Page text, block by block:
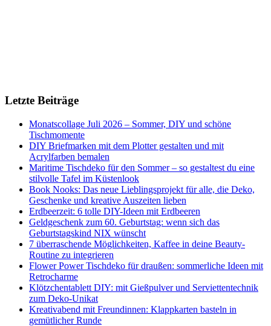
Letzte Beiträge
Monatscollage Juli 2026 – Sommer, DIY und schöne
Tischmomente
DIY Briefmarken mit dem Plotter gestalten und mit
Acrylfarben bemalen
Maritime Tischdeko für den Sommer – so gestaltest du eine
stilvolle Tafel im Küstenlook
Book Nooks: Das neue Lieblingsprojekt für alle, die Deko,
Geschenke und kreative Auszeiten lieben
Erdbeerzeit: 6 tolle DIY-Ideen mit Erdbeeren
Geldgeschenk zum 60. Geburtstag: wenn sich das
Geburtstagskind NIX wünscht
7 überraschende Möglichkeiten, Kaffee in deine Beauty-
Routine zu integrieren
Flower Power Tischdeko für draußen: sommerliche Ideen mit
Retrocharme
Klötzchentablett DIY: mit Gießpulver und Serviettentechnik
zum Deko-Unikat
Kreativabend mit Freundinnen: Klappkarten basteln in
gemütlicher Runde